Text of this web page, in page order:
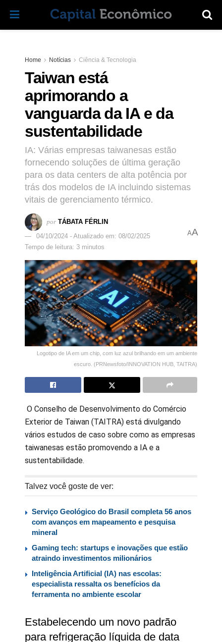
Home Notícias Ciência & Tecnologia
Taiwan está
aprimorando a
vanguarda da IA e da
sustentabilidade
IA: Várias empresas taiwanesas estão
fornecendo soluções de última geração
para os data centers de alta potência por
trás dos modelos de IA incluindo sistemas
vitais de gerenciamento térmico.
por TÁBATA FÉRLIN
04/10/2024 - Atualizado em: 08/02/2025
Tempo de leitura: 3 minutos
AA
Logotipo de IA em um chip, com luz azul brilhando em um ambiente
escuro. (PRNewsfoto/INNOVATION HUB, TAITRA)
O Conselho de Desenvolvimento do Comércio
Exterior de Taiwan (TAITRA) está divulgando
vários estudos de caso sobre como as empresas
taiwanesas estão promovendo a IA e a
sustentabilidade.
Talvez você goste de ver:
Serviço Geológico do Brasil completa 56 anos
com avanços em mapeamento e pesquisa
mineral
Gaming tech: startups e inovações que estão
atraindo investimentos milionários
Inteligência Artificial (IA) nas escolas:
especialista ressalta os benefícios da
ferramenta no ambiente escolar
Estabelecendo um novo padrão
para refrigeração líquida de data